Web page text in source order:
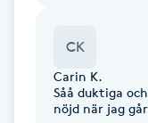
Fotmassage
CK
Carin K.
Såå duktiga
nöjd när jag